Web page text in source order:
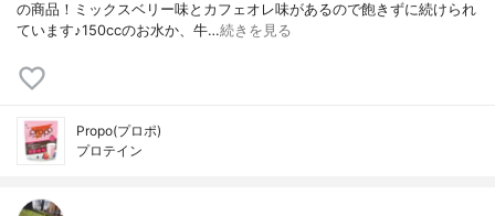
の商品！ミックスベリー味とカフェオレ味があるので飽きずに続けられ
ています♪150ccのお水か、牛…続きを見る
Propo(プロポ)
プロテイン